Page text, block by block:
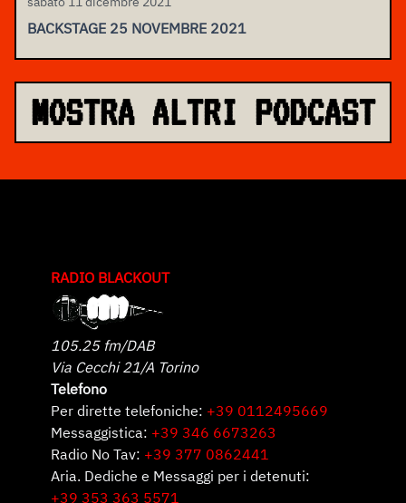
BACKSTAGE 25 NOVEMBRE 2021
MOSTRA ALTRI PODCAST
RADIO BLACKOUT
105.25 fm/DAB
Via Cecchi 21/A Torino
Telefono
Per dirette telefoniche: +39 0112495669
Messaggistica: +39 346 6673263
Radio No Tav: +39 377 0862441
Aria. Dediche e Messaggi per i detenuti:
+39 353 363 5571